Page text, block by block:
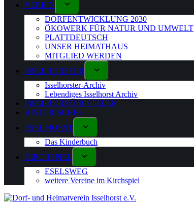
VEREIN
DORFENTWICKLUNG 2030
ÖKOWERK FÜR NATUR UND UMWELT
PLATTDEUTSCH
UNSER HEIMATHAUS
MITGLIED WERDEN
ISSELHORSTER
Isselhorster-Archiv
Lebendiges Isselhorst Archiv
ISSELHORSTER STELEN
HISTORISCHES
ESEL HORST
Das Kinderbuch
KIRCHSPIEL
ESELSWEG
weitere Vereine im Kirchspiel